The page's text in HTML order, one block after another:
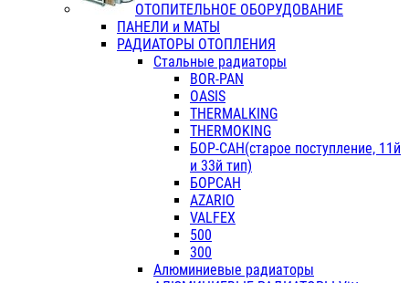
ОТОПИТЕЛЬНОЕ ОБОРУДОВАНИЕ
ПАНЕЛИ и МАТЫ
РАДИАТОРЫ ОТОПЛЕНИЯ
Стальные радиаторы
BOR-PAN
OASIS
THERMALKING
THERMOKING
БОР-САН(старое поступление, 11й
и 33й тип)
БОРСАН
AZARIO
VALFEX
500
300
Алюминиевые радиаторы